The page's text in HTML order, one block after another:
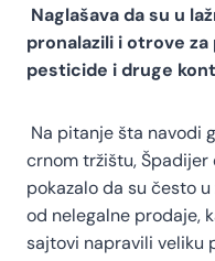
Naglašava da su u
pronalazili i otrove
pesticide i druge
Na pitanje šta navodi
crnom tržištu, Špadijer
pokazalo da su često
od nelegalne prodaje,
sajtovi napravili veliku